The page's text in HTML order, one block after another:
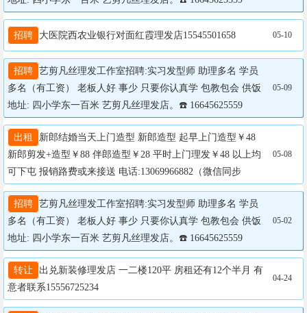
招聘 大医院西农业银行对面红霞理发店15545501658 05-10
招聘 艺剪凡丝理发工作室招聘:实习发型师 助理多名 学员
多名（有工资） 老板人好 事少 只要你认真学 包教包会 供饭
地址: 四小学东一百米 艺剪凡丝理发店。☎️ 16645625559
05-09
出租
新郎结婚当天上门造型 新郎造型 起早上门造型￥48
新郎剪发+造型￥88 伴郎造型￥28 平时上门理发￥48 以上均
可下屯 报销路费或来接送 电话:13069966882（微信同步
05-08
招聘 艺剪凡丝理发工作室招聘:实习发型师 助理多名 学员
多名（有工资） 老板人好 事少 只要你认真学 包教包会 供饭
地址: 四小学东一百米 艺剪凡丝理发店。☎️ 16645625559
05-02
转让
出兑新装修理发店 一二楼120平 房租还有12个半月 有
意者联系15556725234
04-24